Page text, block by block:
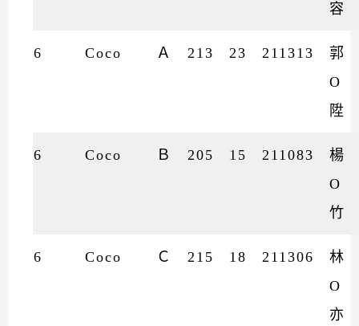
容
6 Coco Ａ 213 23 211313
郭
O
陞
6 Coco Ｂ 205 15 211083
楊
O
竹
6 Coco Ｃ 215 18 211306
林
O
亦